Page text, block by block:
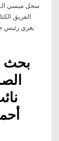
يعزي رئيس
بحث